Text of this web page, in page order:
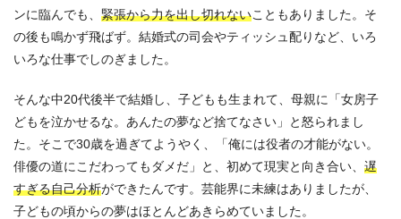
ンに臨んでも、 緊張から力を出し切れないこともありました。そ
の後も鳴かず飛ばず。結婚式の司会やティッシュ配りなど、いろ
いろな仕事でしのぎました。
そんな中20代後半で結婚し、子どもも生まれて、母親に「女房子
どもを泣かせるな。あんたの夢など捨てなさい」と怒られまし
た。そこで30歳を過ぎてようやく、「俺には役者の才能がない。
俳優の道にこだわってもダメだ」と、初めて現実と向き合い、 遅
すぎる自己分析ができたんです。芸能界に未練はありましたが、
子どもの頃からの夢はほとんどあきらめていました。